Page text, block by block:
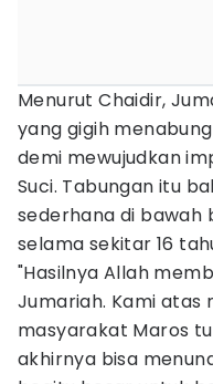
Menurut Chaidir,
yang gigih
demi mewujudkan
Suci. Tabungan itu
sederhana di
selama sekitar 16
"Hasilnya Allah
Jumariah. Kami
masyarakat Maros
akhirnya bisa